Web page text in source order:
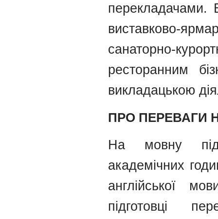
перекладачами.
виставково-
санаторно-
ресторанним
викладацькою
ПРО ПЕРЕВАГИ
На мовну
академічних
англійської
підготовці